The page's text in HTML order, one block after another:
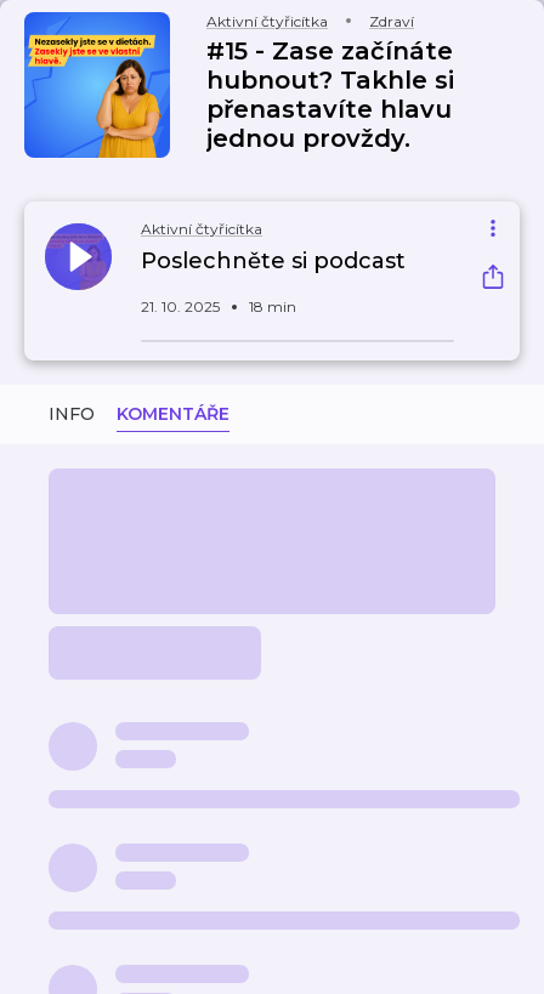
Aktivní čtyřicítka Zdraví
#15 - Zase začínáte
hubnout? Takhle si
přenastavíte hlavu
jednou provždy.
Aktivní čtyřicítka
Poslechněte si podcast
21. 10. 2025 18 min
INFO KOMENTÁŘE